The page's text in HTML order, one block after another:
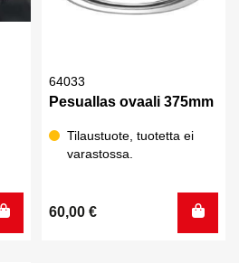
64033
Pesuallas ovaali 375mm
Tilaustuote, tuotetta ei
varastossa.
60,00 €